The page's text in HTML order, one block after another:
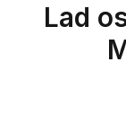
Lad